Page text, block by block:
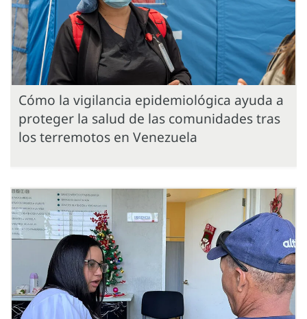
Cómo la vigilancia epidemiológica ayuda a
proteger la salud de las comunidades tras
los terremotos en Venezuela